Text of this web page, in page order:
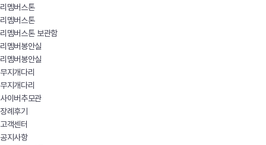
리멤버스톤
리멤버스톤
리멤버스톤 보관함
리멤버봉안실
리멤버봉안실
무지개다리
무지개다리
사이버추모관
장례후기
고객센터
공지사항